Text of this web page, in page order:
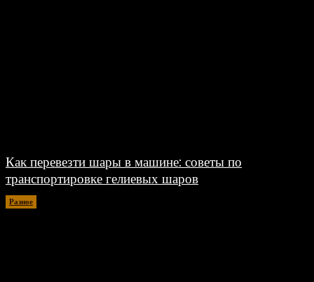
Как перевезти шары в машине: советы по
транспортировке гелиевых шаров
Разное